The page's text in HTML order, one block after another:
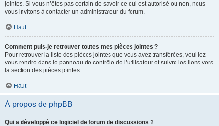
jointes. Si vous n’êtes pas certain de savoir ce qui est autorisé ou non, nous
vous invitons à contacter un administrateur du forum.
Haut
Comment puis-je retrouver toutes mes pièces jointes ?
Pour retrouver la liste des pièces jointes que vous avez transférées, veuillez
vous rendre dans le panneau de contrôle de l’utilisateur et suivre les liens vers
la section des pièces jointes.
Haut
À propos de phpBB
Qui a développé ce logiciel de forum de discussions ?